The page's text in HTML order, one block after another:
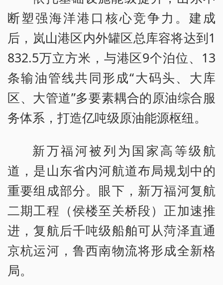
断塑强海洋港口核心竞争力。建成
后，岚山港区内外罐区总库容将达到1
832.5万立方米，与港区9个泊位、13
条输油管线共同形成“大码头、大库
区、大管道”多要素耦合的原油综合服
务体系，打造亿吨级原油能源枢纽。
新万福河被列为国家高等级航
道，是山东省内河航道布局规划中的
重要组成部分。眼下，新万福河复航
二期工程（侯楼至关桥段）正加速推
进，复航后千吨级船舶可从菏泽直通
京杭运河，鲁西南物流将形成全新格
局。